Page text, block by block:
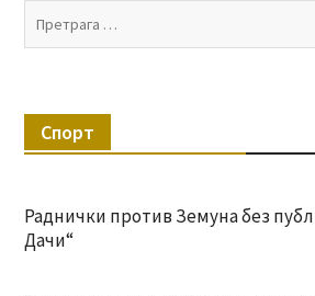
Спорт
Раднички против Земуна без
Дачи“